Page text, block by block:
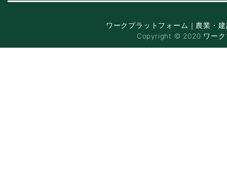
ワークプラットフォーム｜農業・
Copyright © 2020 ワーク